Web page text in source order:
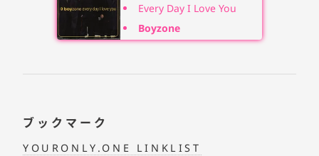
Every Day I Love You
Boyzone
ブックマーク
YOURONLY.ONE LINKLIST